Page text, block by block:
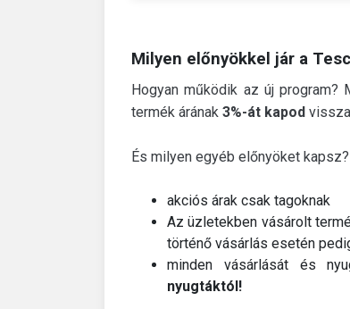
Milyen előnyökkel jár a
Hogyan működik az új program?
termék árának 3%-át kapod
És milyen egyéb előnyöket kapsz?
akciós árak csak tagoknak
Az üzletekben vásárolt
történő vásárlás esetén
minden vásárlását és
nyugtáktól!